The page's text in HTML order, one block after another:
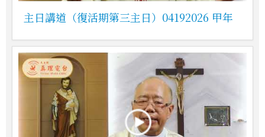
主日講道（復活期第三主日）04192026 甲年